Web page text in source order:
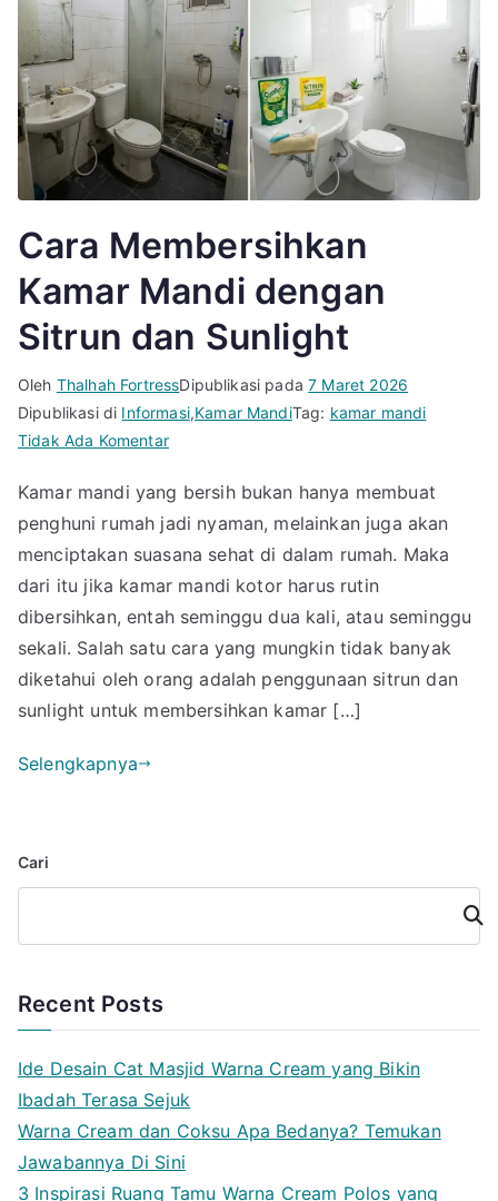
Cara Membersihkan
Kamar Mandi dengan
Sitrun dan Sunlight
Oleh Thalhah FortressDipublikasi pada7 Maret 2026
Dipublikasi di Informasi,Kamar MandiTag: kamar mandi
Tidak Ada Komentarpada
Membersihkan
Kamar
Mandi
dengan
Sitrun
Sunlight
Kamar mandi yang bersih bukan hanya membuat
penghuni rumah jadi nyaman, melainkan juga akan
menciptakan suasana sehat di dalam rumah. Maka
dari itu jika kamar mandi kotor harus rutin
dibersihkan, entah seminggu dua kali, atau seminggu
sekali. Salah satu cara yang mungkin tidak banyak
diketahui oleh orang adalah penggunaan sitrun dan
sunlight untuk membersihkan kamar […]
Selengkapnya
Cari
Cari
Recent Posts
Ide Desain Cat Masjid Warna Cream yang Bikin
Ibadah Terasa Sejuk
Warna Cream dan Coksu Apa Bedanya? Temukan
Jawabannya Di Sini
3 Inspirasi Ruang Tamu Warna Cream Polos yang